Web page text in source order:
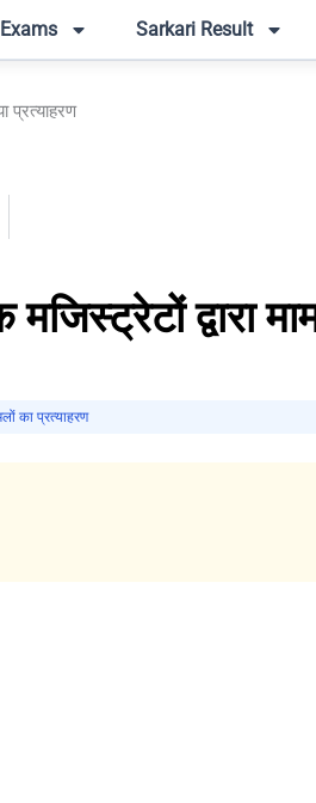
Exams Sarkari Result
प्रत्याहरण
द्वारा
का प्रत्याहरण